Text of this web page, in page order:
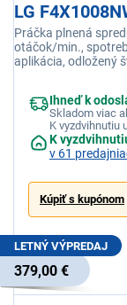
LG
Práčka plnená
otáčok/min.,
aplikácia, odložený
Ihneď k
Skladom viac
K vyzdvihnutiu
K
v 61
Kúpiť s kupónom
LETNÝ VÝPREDAJ
379,00 €